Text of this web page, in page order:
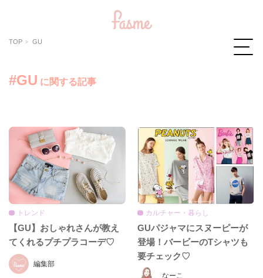
TOP GU
#GU に関する記事
編集部
トレンド
【GU】おしゃれさんが教え
てくれるプチプラコーデ♡
なーこ
カルチャー・暮らし
GUパジャマにスヌーピーが
登場！バービーのTシャツも
要チェック♡